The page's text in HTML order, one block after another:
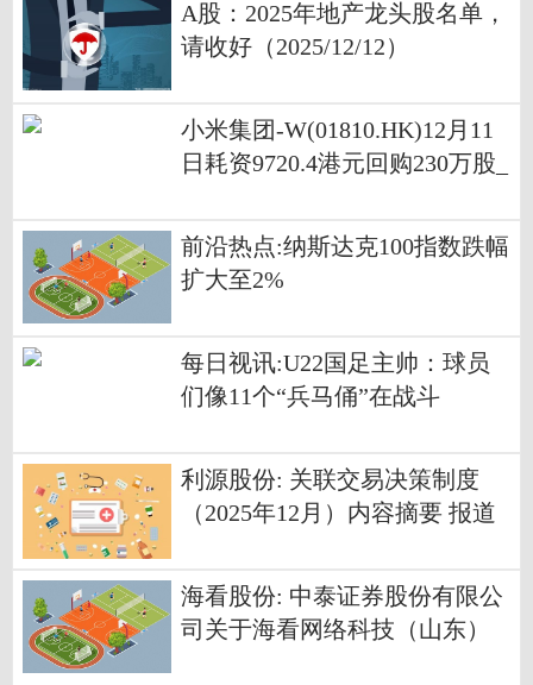
A股：2025年地产龙头股名单，
请收好（2025/12/12）
小米集团-W(01810.HK)12月11
日耗资9720.4港元回购230万股_
前沿热点:纳斯达克100指数跌幅
扩大至2%
每日视讯:U22国足主帅：球员
们像11个“兵马俑”在战斗
利源股份: 关联交易决策制度
（2025年12月）内容摘要 报道
海看股份: 中泰证券股份有限公
司关于海看网络科技（山东）